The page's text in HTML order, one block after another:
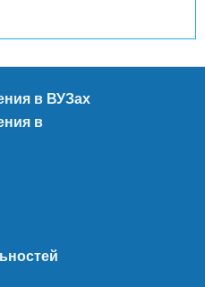
в ВУЗах
в